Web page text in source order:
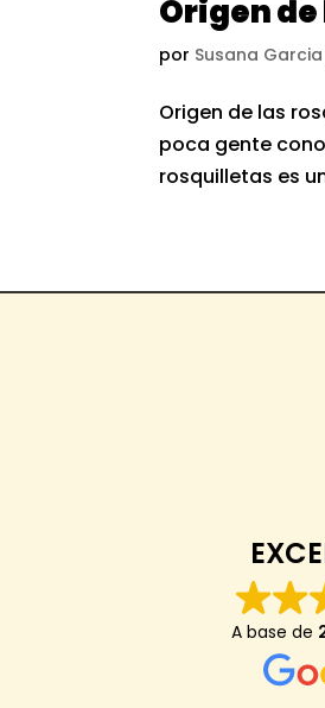
Origen
por Susana Garcia
Origen de las
poca gente
rosquilletas es
A base de
Anaïs Darder
Mi hijo de 7 anos dice: "me
encontrado una tienda